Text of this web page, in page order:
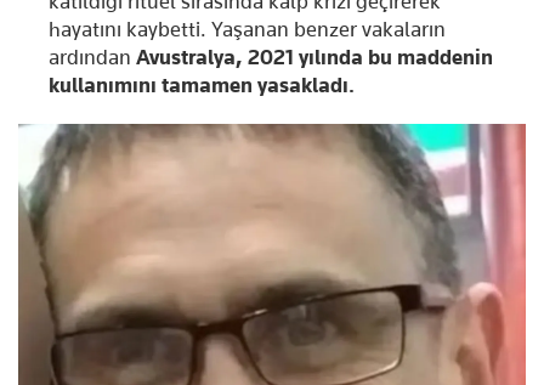
hayatını kaybetti. Yaşanan benzer vakaların
ardından Avustralya, 2021 yılında bu maddenin
kullanımını tamamen yasakladı.